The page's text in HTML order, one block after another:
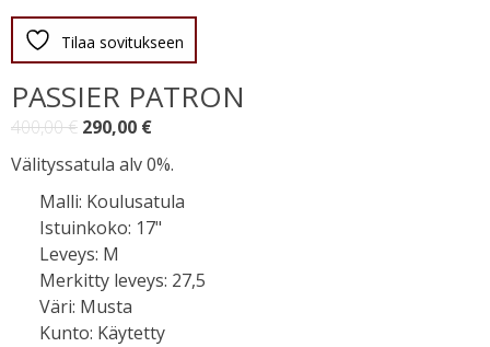
Tilaa sovitukseen
PASSIER PATRON
400,00€ Alkuperäinen
hinta
oli:
400,00 €.
290,00 €Nykyinen
hinta
on:
290,00 €.
Välityssatula alv 0%.
Malli: Koulusatula
Istuinkoko: 17"
Leveys: M
Merkitty leveys: 27,5
Väri: Musta
Kunto: Käytetty